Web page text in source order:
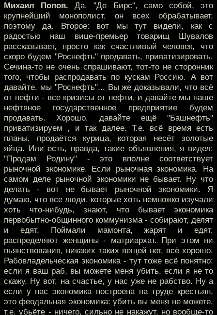
Михаил Попов. Да, "Де Бирс", само собой, это
крупнейший монополист, он всех обрабатывает,
поэтому да. Второе: вот мы тут видели, как с
радостью наш вице-премьер товарищ Шувалов
рассказывает, просто как счастливый человек, что
скоро будем "Роснефть" продавать, приватизировать.
Сечина-то не очень спрашивают, тот-то не сторонник
того, чтобы распродавать по кускам Россию. А вот
давайте, мы "Роснефть"... Вы же доказывали, что всё
от нефти - все кризисы от нефти, и давайте мы наше
нефтяное государственное предприятие будем
продавать. Хорошо, давайте ещё "Башнефть"
приватизируем , и так далее. Т.е. всё время есть
планы, продаётся курица, которая несёт золотые
яйца. Или есть, правда, такие объявления, я видел:
"Продам Родину" - это вполне соответствует
рыночной экономике. Если рыночная экономика. На
самом деле рыночной экономики не бывает. Ну что
делать - вот не бывает рыночной экономики. Я
думаю, что все люди, которые хоть немножко изучали
хоть что-нибудь, знают, что бывает экономика
первобытно-общинного коммунизма - собирают, делят
и едят. Поймали мамонта, жарят и едят,
распределяют женщины - матриархат. При этом ни
пьянствования, никаких таких вещей нет, всё хорошо.
Рабовладельческая экономика - тут тоже всё понятно:
если я ваш раб, вы можете меня убить, если я не то
скажу. Ну вот, на счастье, у нас уже не рабство. Ну а
если у нас экономика построена на труде крестьян,
это феодальная экономика: убить вы меня не можете,
т.е. убьёте - ничего, сильно не накажут, но вообще-то